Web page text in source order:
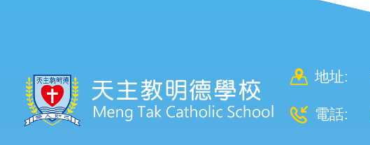
地址:
電話: